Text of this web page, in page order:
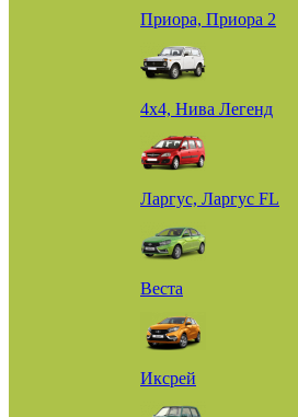
Приора, Приора 2
4х4, Нива Легенд
Ларгус, Ларгус FL
Веста
Иксрей